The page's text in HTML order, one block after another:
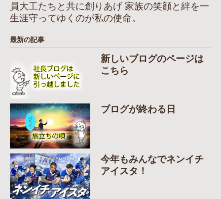
員大工たちと共に創りあげ 家族の笑顔と絆を一
生涯守ってゆくのが私の使命。
最新の記事
新しいブログのページは
こちら
ブログが終わる日
今年もみんなでネンイチ
アイスタ！